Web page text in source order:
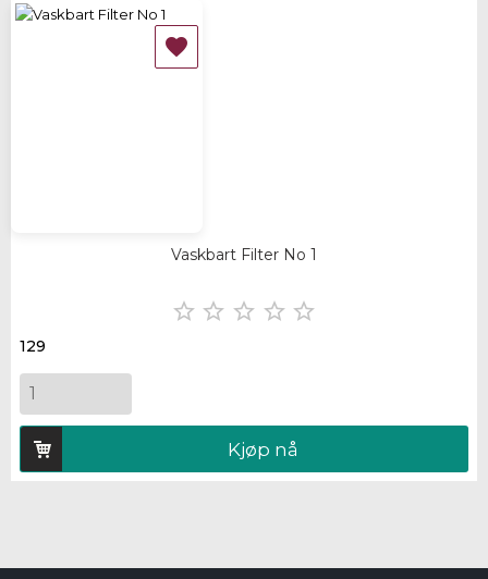

Vaskbart Filter No 1
    
129
Kjøp nå